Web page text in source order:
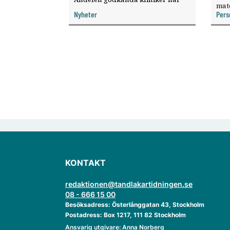
Nyheter
KONTAKT
redaktionen@tandlakartidningen.se
08 - 666 15 00
Besöksadress: Österlånggatan 43, Stockholm
Postadress: Box 1217, 111 82 Stockholm
Ansvarig utgivare: Anna Norberg